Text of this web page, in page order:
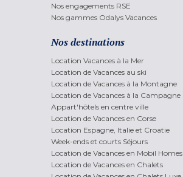
Nos engagements RSE
Nos gammes Odalys Vacances
Nos destinations
Location Vacances à la Mer
Location de Vacances au ski
Location de Vacances à la Montagne
Location de Vacances à la Campagne
Appart'hôtels en centre ville
Location de Vacances en Corse
Location Espagne, Italie et Croatie
Week-ends et courts Séjours
Location de Vacances en Mobil Homes
Location de Vacances en Chalets